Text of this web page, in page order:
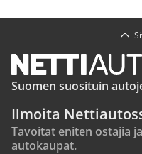
Suomen suosituin
Ilmoita
Tavoitat eniten ostajia
autokaupat.